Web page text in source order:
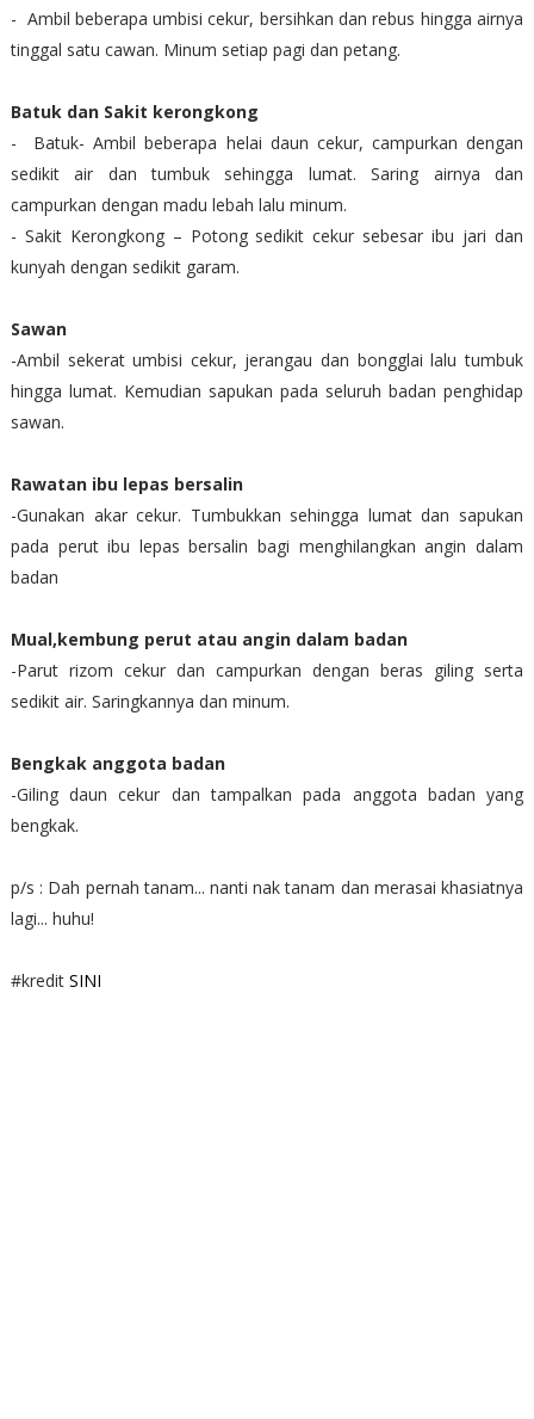
- Ambil beberapa umbisi cekur, bersihkan dan rebus hingga airnya
tinggal satu cawan. Minum setiap pagi dan petang.
Batuk dan Sakit kerongkong
- Batuk- Ambil beberapa helai daun cekur, campurkan dengan
sedikit air dan tumbuk sehingga lumat. Saring airnya dan
campurkan dengan madu lebah lalu minum.
- Sakit Kerongkong – Potong sedikit cekur sebesar ibu jari dan
kunyah dengan sedikit garam.
Sawan
-Ambil sekerat umbisi cekur, jerangau dan bongglai lalu tumbuk
hingga lumat. Kemudian sapukan pada seluruh badan penghidap
sawan.
Rawatan ibu lepas bersalin
-Gunakan akar cekur. Tumbukkan sehingga lumat dan sapukan
pada perut ibu lepas bersalin bagi menghilangkan angin dalam
badan
Mual,kembung perut atau angin dalam badan
-Parut rizom cekur dan campurkan dengan beras giling serta
sedikit air. Saringkannya dan minum.
Bengkak anggota badan
-Giling daun cekur dan tampalkan pada anggota badan yang
bengkak.
p/s : Dah pernah tanam... nanti nak tanam dan merasai khasiatnya
lagi... huhu!
#kredit SINI